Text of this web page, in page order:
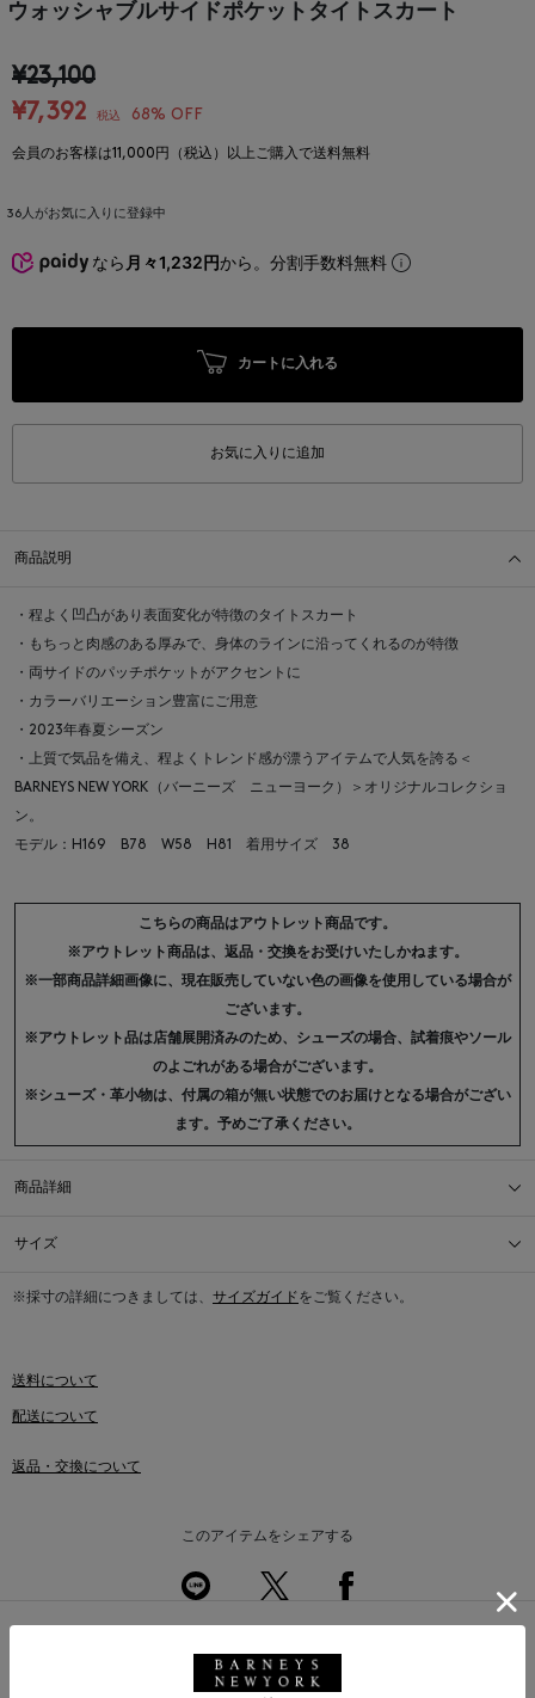
ウォッシャブルサイドポケットタイトスカート
¥23,100
¥7,392
税込 68% OFF
会員のお客様は11,000円（税込）以上ご購入で送料無料
36人がお気に入りに登録中
なら 月々1,232円から。分割手数料無料
カートに入れる
お気に入りに追加
商品説明
・程よく凹凸があり表面変化が特徴のタイトスカート
・もちっと肉感のある厚みで、身体のラインに沿ってくれるのが特徴
・両サイドのパッチポケットがアクセントに
・カラーバリエーション豊富にご用意
・2023年春夏シーズン
・上質で気品を備え、程よくトレンド感が漂うアイテムで人気を誇る＜
BARNEYS NEW YORK（バーニーズ ニューヨーク）＞オリジナルコレクショ
ン。
モデル：H169 B78 W58 H81 着用サイズ 38
こちらの商品はアウトレット商品です。
※アウトレット商品は、返品・交換をお受けいたしかねます。
※一部商品詳細画像に、現在販売していない色の画像を使用している場合が
ございます。
※アウトレット品は店舗展開済みのため、シューズの場合、試着痕やソール
のよごれがある場合がございます。
※シューズ・革小物は、付属の箱が無い状態でのお届けとなる場合がござい
ます。予めご了承ください。
商品詳細
サイズ
※採寸の詳細につきましては、 サイズガイドをご覧ください。
送料について
配送について
返品・交換について
このアイテムをシェアする